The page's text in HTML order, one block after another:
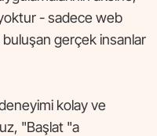
- sadece web
buluşan gerçek insanlar
kolay ve
"Başlat "a